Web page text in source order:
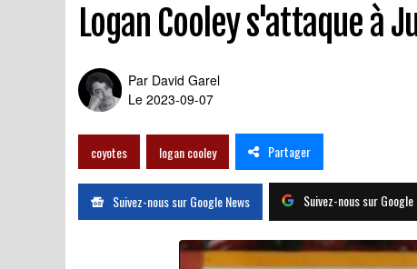
Logan Cooley s'attaque à
Par David Garel
Le 2023-09-07
coyotes logan cooley Partager
Suivez-nous sur Google News Suivez-nous sur